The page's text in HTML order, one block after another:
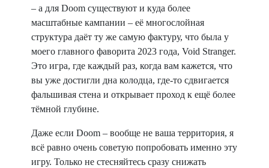
– а для Doom существуют и куда более
масштабные кампании – её многослойная
структура даёт ту же самую фактуру, что была у
моего главного фаворита 2023 года, Void Stranger.
Это игра, где каждый раз, когда вам кажется, что
вы уже достигли дна колодца, где-то сдвигается
фальшивая стена и открывает проход к ещё более
тёмной глубине.
Даже если Doom – вообще не ваша территория, я
всё равно очень советую попробовать именно эту
игру. Только не стесняйтесь сразу снижать